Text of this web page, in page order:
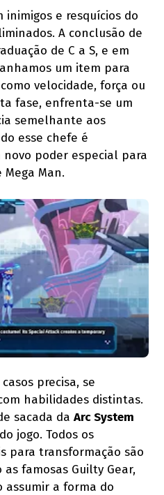
inimigos e resquícios do
A conclusão de
de C a S, e em
um item para
velocidade, força ou
fase, enfrenta-se um
semelhante aos
esse chefe é
poder especial para
Man.
precisa, se
habilidades distintas.
sacada daArc System
jogo. Todos os
para transformação são
famosas Guilty Gear,
assumir a forma do